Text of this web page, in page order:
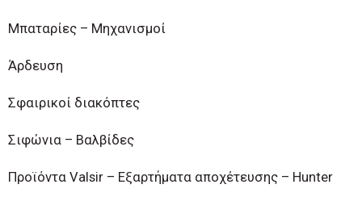
Μπαταρίες – Μηχανισμοί
Άρδευση
Σφαιρικοί διακόπτες
Σιφώνια – Βαλβίδες
Προϊόντα Valsir – Εξαρτήματα αποχέτευσης – Hunter